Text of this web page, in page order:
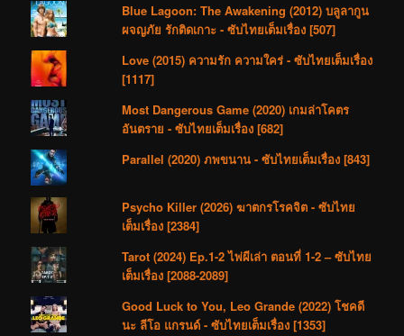
Blue Lagoon: The Awakening (2012) บลูลากูน
ผจญภัย รักติดเกาะ - ซับไทยเต็มเรื่อง [507]
Love (2015) ความรัก ความใคร่ - ซับไทยเต็มเรื่อง
[1117]
Most Dangerous Game (2020) เกมล่าโคตร
อันตราย - ซับไทยเต็มเรื่อง [682]
Parallel (2020) ภพขนาน - ซับไทยเต็มเรื่อง [843]
Psycho Killer (2026) ฆาตกรโรคจิต - ซับไทย
เต็มเรื่อง [2384]
Tarot (2024) Ep.1-2 ไพ่ผีเล่า ตอนที่ 1-2 – ซับไทย
เต็มเรื่อง [2088-2089]
Good Luck to You, Leo Grande (2022) โชคดี
นะ ลีโอ แกรนด์ - ซับไทยเต็มเรื่อง [1353]